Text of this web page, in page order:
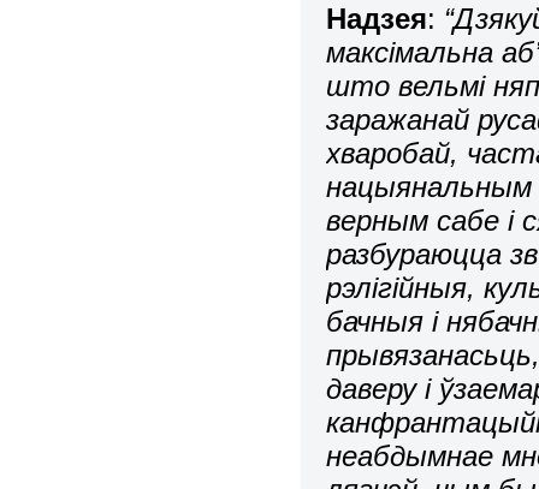
Надзея:
максімальна
што вельмі
заражанай
хваробай,
нацыянальным
верным сабе і
разбураюцца
рэлігійныя,
бачныя і
даверу і
неабдымнае